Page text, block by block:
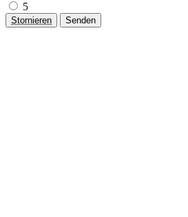
5
Stornieren Senden